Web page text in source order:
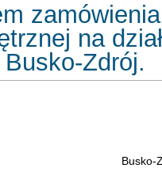
na
Zdrój.
Busko-